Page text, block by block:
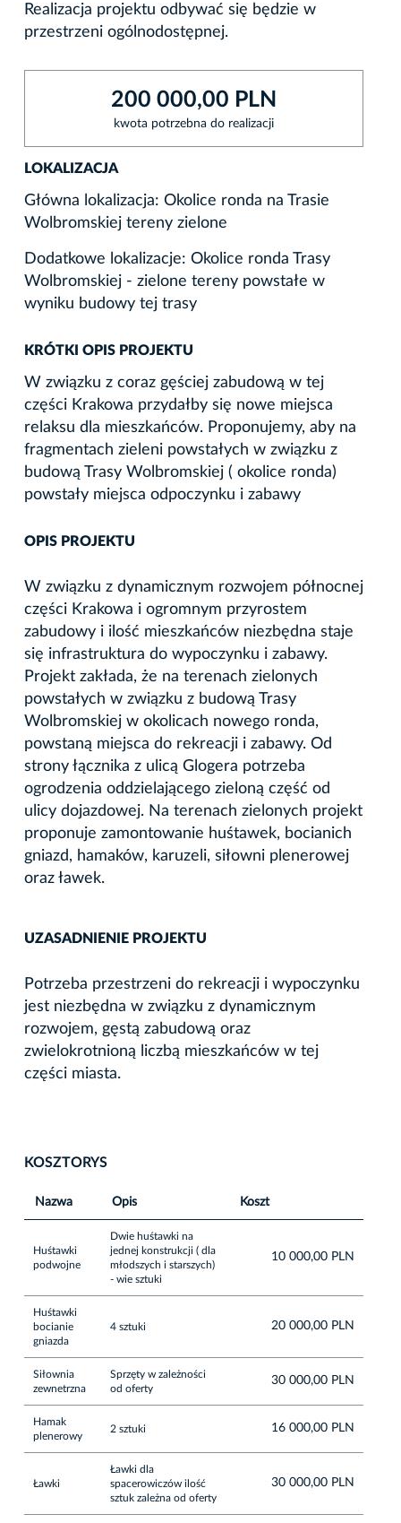
Realizacja projektu odbywać się będzie w
przestrzeni ogólnodostępnej.
200 000,00 PLN
kwota potrzebna do realizacji
LOKALIZACJA
Główna lokalizacja: Okolice ronda na Trasie
Wolbromskiej tereny zielone
Dodatkowe lokalizacje: Okolice ronda Trasy
Wolbromskiej - zielone tereny powstałe w
wyniku budowy tej trasy
KRÓTKI OPIS PROJEKTU
W związku z coraz gęściej zabudową w tej
części Krakowa przydałby się nowe miejsca
relaksu dla mieszkańców. Proponujemy, aby na
fragmentach zieleni powstałych w związku z
budową Trasy Wolbromskiej ( okolice ronda)
powstały miejsca odpoczynku i zabawy
OPIS PROJEKTU
W związku z dynamicznym rozwojem północnej
części Krakowa i ogromnym przyrostem
zabudowy i ilość mieszkańców niezbędna staje
się infrastruktura do wypoczynku i zabawy.
Projekt zakłada, że na terenach zielonych
powstałych w związku z budową Trasy
Wolbromskiej w okolicach nowego ronda,
powstaną miejsca do rekreacji i zabawy. Od
strony łącznika z ulicą Glogera potrzeba
ogrodzenia oddzielającego zieloną część od
ulicy dojazdowej. Na terenach zielonych projekt
proponuje zamontowanie huśtawek, bocianich
gniazd, hamaków, karuzeli, siłowni plenerowej
oraz ławek.
UZASADNIENIE PROJEKTU
Potrzeba przestrzeni do rekreacji i wypoczynku
jest niezbędna w związku z dynamicznym
rozwojem, gęstą zabudową oraz
zwielokrotnioną liczbą mieszkańców w tej
części miasta.
KOSZTORYS
Nazwa Opis Koszt
Huśtawki
podwojne
Dwie huśtawki na
jednej konstrukcji ( dla
młodszych i starszych)
- wie sztuki
10 000,00 PLN
Huśtawki
bocianie
gniazda
4 sztuki 20 000,00 PLN
Siłownia
zewnetrzna
Sprzęty w zależności
od oferty
30 000,00 PLN
Hamak
plenerowy
2 sztuki 16 000,00 PLN
Ławki
Ławki dla
spacerowiczów ilość
sztuk zależna od oferty
30 000,00 PLN